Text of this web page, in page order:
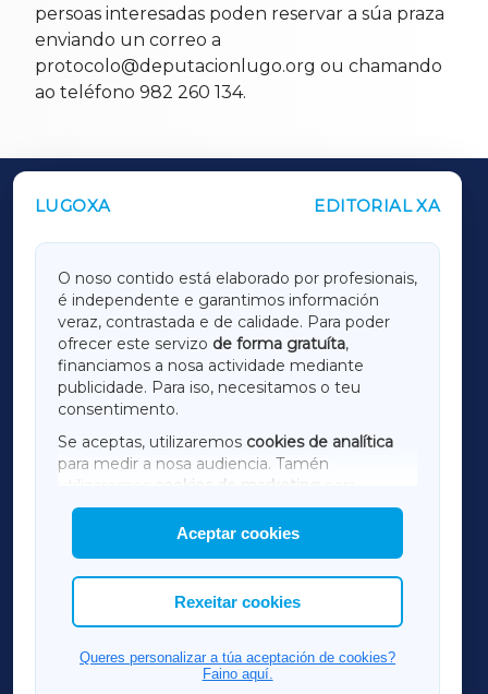
persoas interesadas poden reservar a súa praza
enviando un correo a
protocolo@deputacionlugo.org ou chamando
ao teléfono 982 260 134.
LUGOXA EDITORIAL XA
O noso contido está elaborado por profesionais,
é independente e garantimos información
veraz, contrastada e de calidade. Para poder
ofrecer este servizo de forma gratuíta,
financiamos a nosa actividade mediante
publicidade. Para iso, necesitamos o teu
consentimento.
Se aceptas, utilizaremos cookies de analítica
para medir a nosa audiencia. Tamén
utilizaremos
cookies de marketing
mostrar publicidade de terceiros.
Así mesmo, podes personalizar a elección das
cookies que desexas permitir.
Aceptar cookies
Rexeitar cookies
Queres personalizar a túa aceptación de cookies?
Faino aquí.
OUTROS PERIÓDICOS
LUGOXA
TERRACHAXA
AMARIÑAXA
RIBEIRASACRAXA
ACORUÑAXA
FERROLXA